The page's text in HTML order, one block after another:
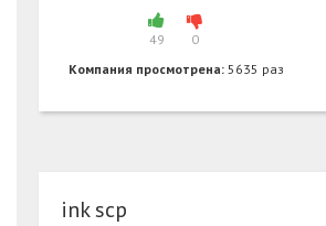
49
0
Компания просмотрена: 5635 раз
ink scp